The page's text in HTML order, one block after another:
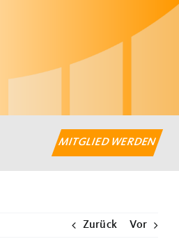
MITGLIED WERDEN
Zurück Vor